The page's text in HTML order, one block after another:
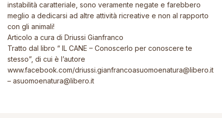
instabilità caratteriale, sono veramente negate e farebbero
meglio a dedicarsi ad altre attività ricreative e non al rapporto
con gli animali!
Articolo a cura di Driussi Gianfranco
Tratto dal libro “ IL CANE – Conoscerlo per conoscere te
stesso”, di cui è l’autore
www.facebook.com/driussi.gianfrancoasuomoenatura@libero.it
– asuomoenatura@libero.it